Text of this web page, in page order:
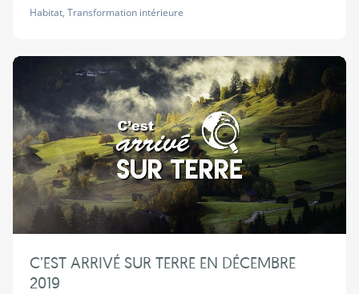
Habitat, Transformation intérieure
C’EST ARRIVÉ SUR TERRE EN DÉCEMBRE
2019